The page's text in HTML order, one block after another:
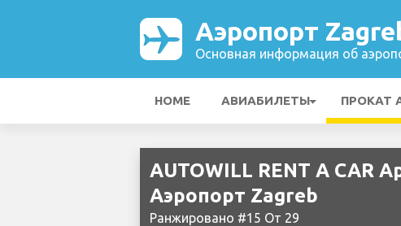
Аэропорт
Основная информация об
HOME АВИАБИЛЕТЫ ПРОКАТ
AUTOWILL RENT A CAR
Аэропорт Zagreb
Ранжировано #15 От 29